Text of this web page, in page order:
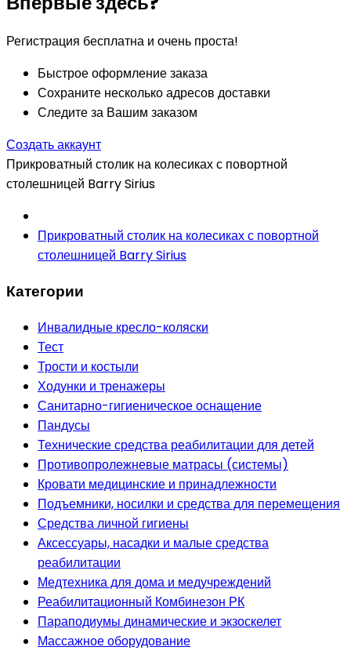
Регистрация бесплатна и очень проста!
Быстрое оформление заказа
Сохраните несколько адресов доставки
Следите за Вашим заказом
Создать аккаунт
Прикроватный столик на колесиках с повортной
столешницей Barry Sirius
Прикроватный столик на колесиках с повортной
столешницей Barry Sirius
Категории
Инвалидные кресло-коляски
Тест
Трости и костыли
Ходунки и тренажеры
Санитарно-гигиеническое оснащение
Пандусы
Технические средства реабилитации для детей
Противопролежневые матрасы (системы)
Кровати медицинские и принадлежности
Подъемники, носилки и средства для перемещения
Средства личной гигиены
Аксессуары, насадки и малые средства
реабилитации
Медтехника для дома и медучреждений
Реабилитационный Комбинезон РК
Параподиумы динамические и экзоскелет
Массажное оборудование